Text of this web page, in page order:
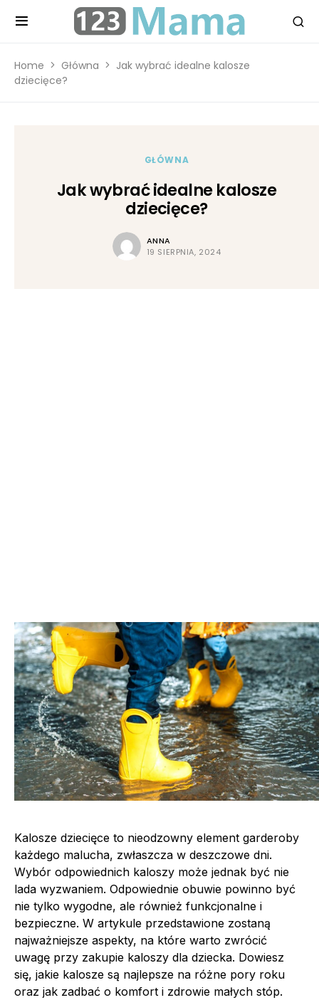
Home Główna
Jak wybrać idealne kalosze
dziecięce?
GŁÓWNA
Jak wybrać idealne kalosze
dziecięce?
ANNA
19 SIERPNIA, 2024
Kalosze dziecięce to nieodzowny element garderoby
każdego malucha, zwłaszcza w deszczowe dni.
Wybór odpowiednich kaloszy może jednak być nie
lada wyzwaniem. Odpowiednie obuwie powinno być
nie tylko wygodne, ale również funkcjonalne i
bezpieczne. W artykule przedstawione zostaną
najważniejsze aspekty, na które warto zwrócić
uwagę przy zakupie kaloszy dla dziecka. Dowiesz
się, jakie kalosze są najlepsze na różne pory roku
oraz jak zadbać o komfort i zdrowie małych stóp.